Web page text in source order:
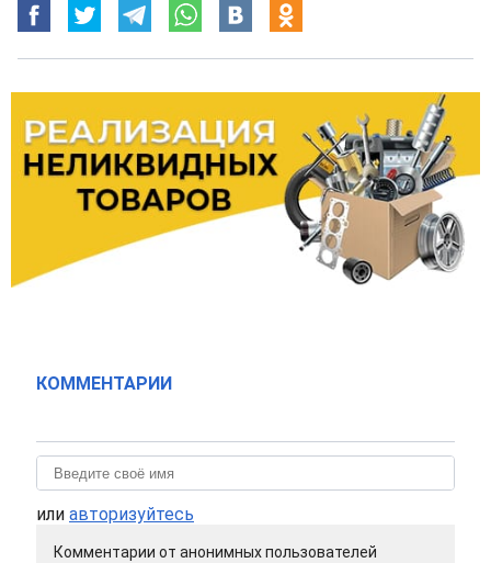
КОММЕНТАРИИ
или авторизуйтесь
Комментарии от анонимных пользователей